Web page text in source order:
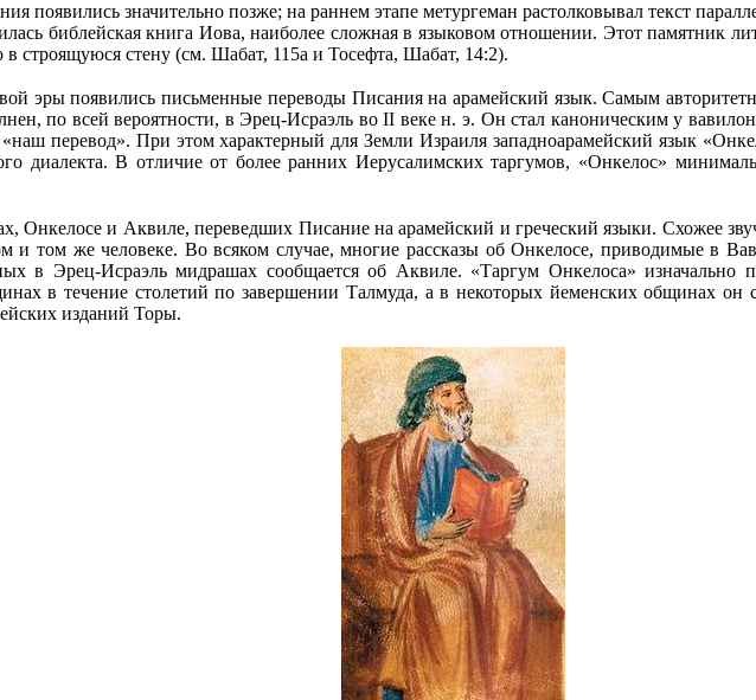
появились значительно позже; на раннем этапе метургеман растолковывал текст
библейская книга Иова, наиболее сложная в языковом отношении. Этот памятник
в строящуюся стену (см. Шабат, 115а и Тосефта, Шабат, 14:2).
эры появились письменные переводы Писания на арамейский язык. Самым
по всей вероятности, в Эрец-Исраэль во II веке н. э. Он стал каноническим у
перевод». При этом характерный для Земли Израиля западноарамейский язык
диалекта. В отличие от более ранних Иерусалимских таргумов, «Онкелос»
Онкелосе и Аквиле, переведших Писание на арамейский и греческий языки. Схожее
и том же человеке. Во всяком случае, многие рассказы об Онкелосе, приводимые в
в Эрец-Исраэль мидрашах сообщается об Аквиле. «Таргум Онкелоса» изначально
в течение столетий по завершении Талмуда, а в некоторых йеменских общинах он
изданий Торы.